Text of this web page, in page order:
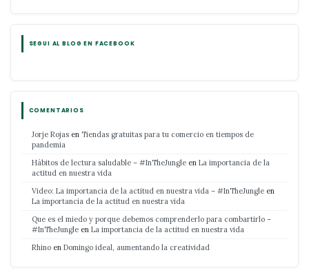
SEGUI AL BLOG EN FACEBOOK
COMENTARIOS
Jorje Rojas en Tiendas gratuitas para tu comercio en tiempos de
pandemia
Hábitos de lectura saludable – #InTheJungle en La importancia de la
actitud en nuestra vida
Video: La importancia de la actitud en nuestra vida – #InTheJungle en
La importancia de la actitud en nuestra vida
Que es el miedo y porque debemos comprenderlo para combartirlo –
#InTheJungle en La importancia de la actitud en nuestra vida
Rhino en Domingo ideal, aumentando la creatividad